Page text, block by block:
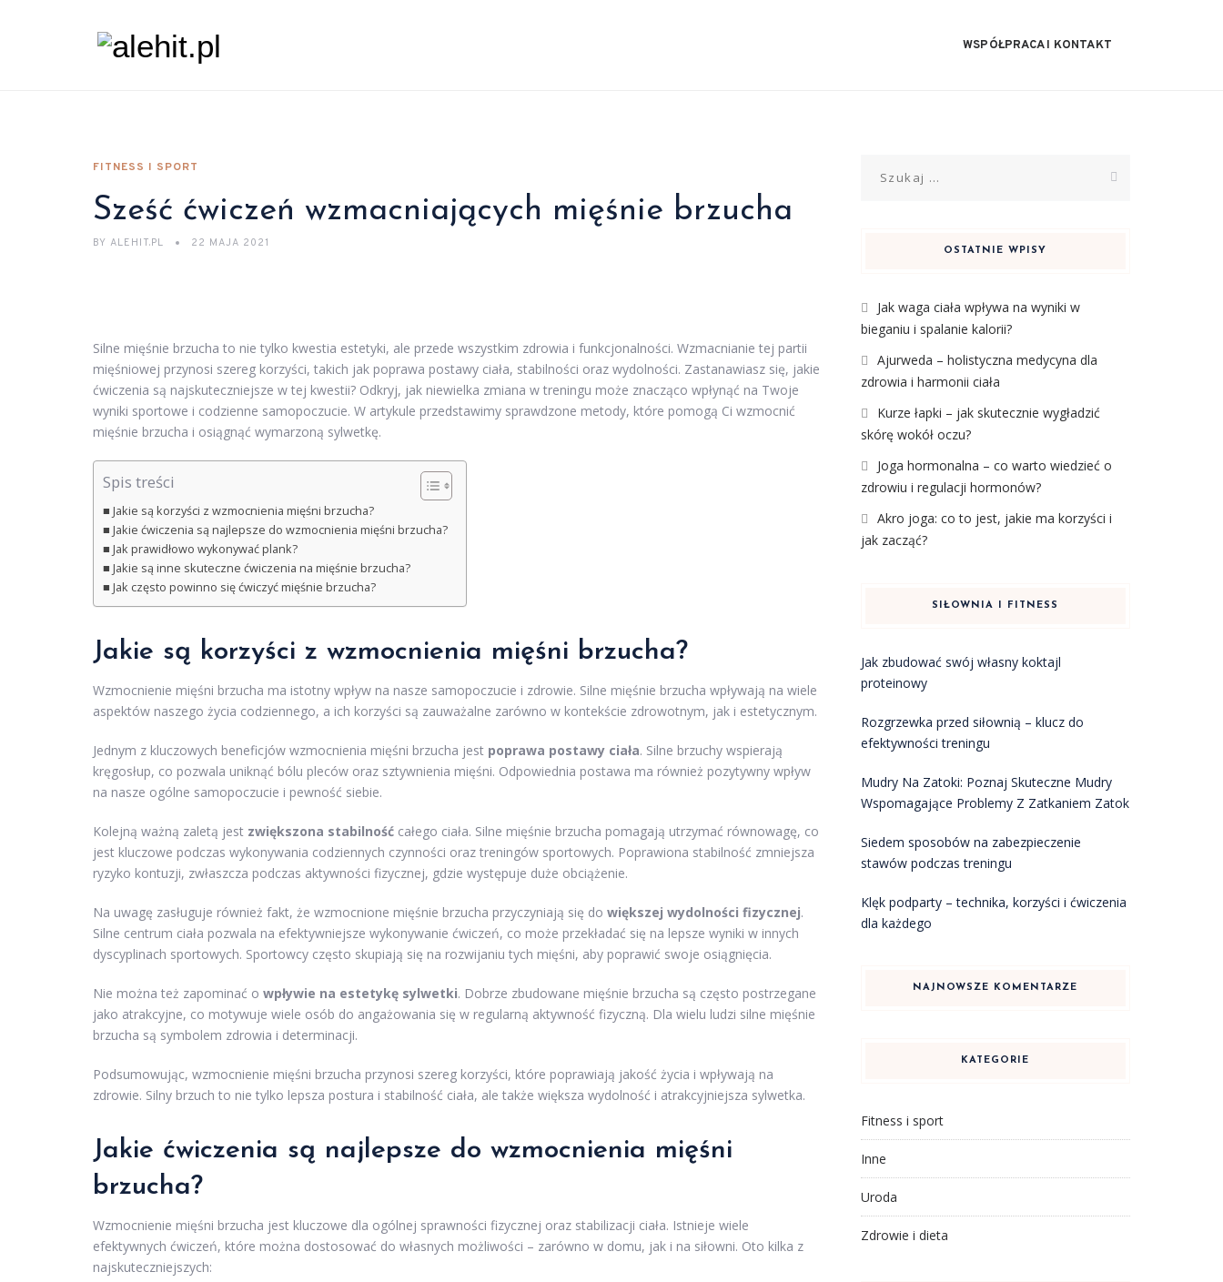
WSPÓŁPRACA I KONTAKT
FITNESS I SPORT
Sześć ćwiczeń wzmacniających mięśnie brzucha
BY ALEHIT.PL 22 MAJA 2021
Silne mięśnie brzucha to nie tylko kwestia estetyki, ale przede wszystkim zdrowia i funkcjonalności. Wzmacnianie tej partii
mięśniowej przynosi szereg korzyści, takich jak poprawa postawy ciała, stabilności oraz wydolności. Zastanawiasz się, jakie
ćwiczenia są najskuteczniejsze w tej kwestii? Odkryj, jak niewielka zmiana w treningu może znacząco wpłynąć na Twoje
wyniki sportowe i codzienne samopoczucie. W artykule przedstawimy sprawdzone metody, które pomogą Ci wzmocnić
mięśnie brzucha i osiągnąć wymarzoną sylwetkę.
Spis treści
Jakie są korzyści z wzmocnienia mięśni brzucha?
Jakie ćwiczenia są najlepsze do wzmocnienia mięśni brzucha?
Jak prawidłowo wykonywać plank?
Jakie są inne skuteczne ćwiczenia na mięśnie brzucha?
Jak często powinno się ćwiczyć mięśnie brzucha?
Jakie są korzyści z wzmocnienia mięśni brzucha?
Wzmocnienie mięśni brzucha ma istotny wpływ na nasze samopoczucie i zdrowie. Silne mięśnie brzucha wpływają na wiele
aspektów naszego życia codziennego, a ich korzyści są zauważalne zarówno w kontekście zdrowotnym, jak i estetycznym.
Jednym z kluczowych beneficjów wzmocnienia mięśni brzucha jest poprawa postawy ciała. Silne brzuchy wspierają
kręgosłup, co pozwala uniknąć bólu pleców oraz sztywnienia mięśni. Odpowiednia postawa ma również pozytywny wpływ
na nasze ogólne samopoczucie i pewność siebie.
Kolejną ważną zaletą jest zwiększona stabilność całego ciała. Silne mięśnie brzucha pomagają utrzymać równowagę, co
jest kluczowe podczas wykonywania codziennych czynności oraz treningów sportowych. Poprawiona stabilność zmniejsza
ryzyko kontuzji, zwłaszcza podczas aktywności fizycznej, gdzie występuje duże obciążenie.
Na uwagę zasługuje również fakt, że wzmocnione mięśnie brzucha przyczyniają się do większej wydolności fizycznej.
Silne centrum ciała pozwala na efektywniejsze wykonywanie ćwiczeń, co może przekładać się na lepsze wyniki w innych
dyscyplinach sportowych. Sportowcy często skupiają się na rozwijaniu tych mięśni, aby poprawić swoje osiągnięcia.
Nie można też zapominać o wpływie na estetykę sylwetki. Dobrze zbudowane mięśnie brzucha są często postrzegane
jako atrakcyjne, co motywuje wiele osób do angażowania się w regularną aktywność fizyczną. Dla wielu ludzi silne mięśnie
brzucha są symbolem zdrowia i determinacji.
Podsumowując, wzmocnienie mięśni brzucha przynosi szereg korzyści, które poprawiają jakość życia i wpływają na
zdrowie. Silny brzuch to nie tylko lepsza postura i stabilność ciała, ale także większa wydolność i atrakcyjniejsza sylwetka.
Jakie ćwiczenia są najlepsze do wzmocnienia mięśni
brzucha?
Wzmocnienie mięśni brzucha jest kluczowe dla ogólnej sprawności fizycznej oraz stabilizacji ciała. Istnieje wiele
efektywnych ćwiczeń, które można dostosować do własnych możliwości – zarówno w domu, jak i na siłowni. Oto kilka z
najskuteczniejszych:
OSTATNIE WPISY
Jak waga ciała wpływa na wyniki w
bieganiu i spalanie kalorii?
Ajurweda – holistyczna medycyna dla
zdrowia i harmonii ciała
Kurze łapki – jak skutecznie wygładzić
skórę wokół oczu?
Joga hormonalna – co warto wiedzieć o
zdrowiu i regulacji hormonów?
Akro joga: co to jest, jakie ma korzyści i
jak zacząć?
SIŁOWNIA I FITNESS
Jak zbudować swój własny koktajl
proteinowy
Rozgrzewka przed siłownią – klucz do
efektywności treningu
Mudry Na Zatoki: Poznaj Skuteczne Mudry
Wspomagające Problemy Z Zatkaniem Zatok
Siedem sposobów na zabezpieczenie
stawów podczas treningu
Klęk podparty – technika, korzyści i ćwiczenia
dla każdego
NAJNOWSZE KOMENTARZE
KATEGORIE
Fitness i sport
Inne
Uroda
Zdrowie i dieta